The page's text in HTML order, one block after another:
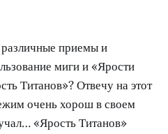
приемы и
миги и «Ярости
Титанов»? Отвечу на этот
очень хорош в своем
«Ярость Титанов»